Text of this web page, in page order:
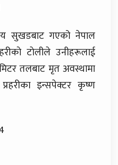
सुखडबाट गएको नेपाल
टाेलीले उनीहरूलाई
तलबाट मृत अवस्थामा
इन्सपेक्टर कृष्ण